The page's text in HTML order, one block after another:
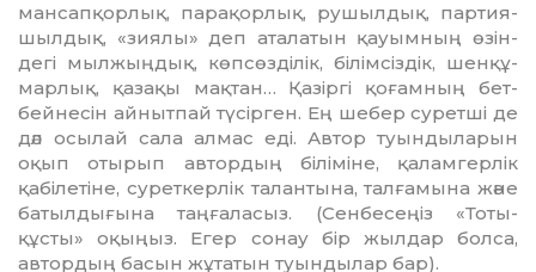
мансапқорлық, пара­қорлық, рушылдық, партия­
шылдық, «зия­лы» деп аталатын қауымның өзін­
дегі мылжыңдық, көпсөзділік, білімсіздік, шен­құ­
мар­лық, қазақы мақтан… Қазіргі қоғамның бет-
бейнесін айнытпай түсірген. Ең шебер суретші де
дәл осылай сала алмас еді. Автор туын­дыларын
оқып отырып автордың біліміне, қаламгерлік
қабілетіне, суреткер­лік талантына, талғамына және
ба­тылдығына таңғаласыз. (Сен­бесеңіз «Тоты­
құсты» оқыңыз. Егер сонау бір жылдар болса,
автордың басын жұтатын туындылар бар).